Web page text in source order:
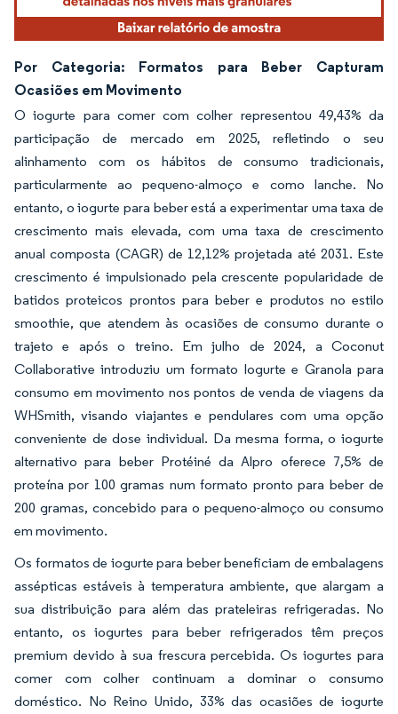
Por Categoria: Formatos para Beber Capturam
Ocasiões em Movimento
O iogurte para comer com colher representou 49,43% da
participação de mercado em 2025, refletindo o seu
alinhamento com os hábitos de consumo tradicionais,
particularmente ao pequeno-almoço e como lanche. No
entanto, o iogurte para beber está a experimentar uma taxa de
crescimento mais elevada, com uma taxa de crescimento
anual composta (CAGR) de 12,12% projetada até 2031. Este
crescimento é impulsionado pela crescente popularidade de
batidos proteicos prontos para beber e produtos no estilo
smoothie, que atendem às ocasiões de consumo durante o
trajeto e após o treino. Em julho de 2024, a Coconut
Collaborative introduziu um formato Iogurte e Granola para
consumo em movimento nos pontos de venda de viagens da
WHSmith, visando viajantes e pendulares com uma opção
conveniente de dose individual. Da mesma forma, o iogurte
alternativo para beber Protéiné da Alpro oferece 7,5% de
proteína por 100 gramas num formato pronto para beber de
200 gramas, concebido para o pequeno-almoço ou consumo
em movimento.
Os formatos de iogurte para beber beneficiam de embalagens
assépticas estáveis à temperatura ambiente, que alargam a
sua distribuição para além das prateleiras refrigeradas. No
entanto, os iogurtes para beber refrigerados têm preços
premium devido à sua frescura percebida. Os iogurtes para
comer com colher continuam a dominar o consumo
doméstico. No Reino Unido, 33% das ocasiões de iogurte